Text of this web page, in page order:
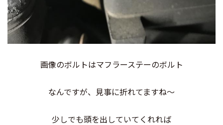
画像のボルトはマフラーステーのボルト
なんですが、見事に折れてますね〜
少しでも頭を出していてくれれば